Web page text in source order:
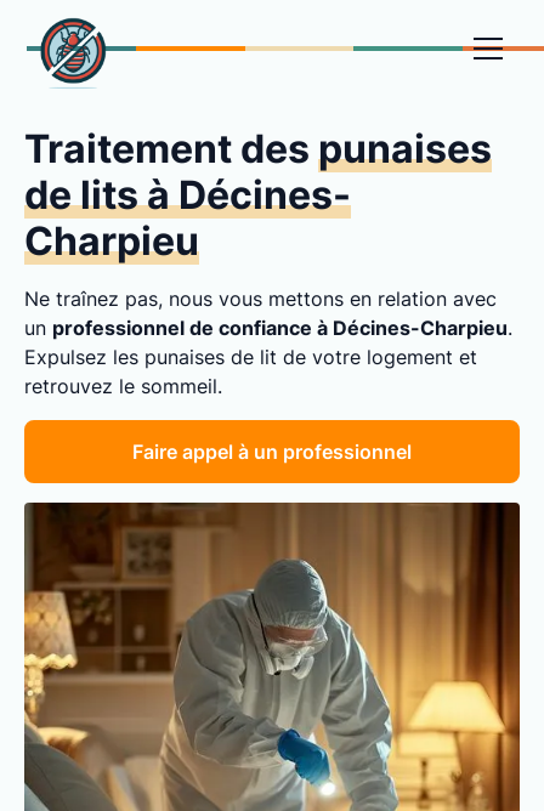
Traitement des punaises
de lits à Décines-
Charpieu
Ne traînez pas, nous vous mettons en relation avec
un professionnel de confiance à Décines-Charpieu.
Expulsez les punaises de lit de votre logement et
retrouvez le sommeil.
Faire appel à un professionnel